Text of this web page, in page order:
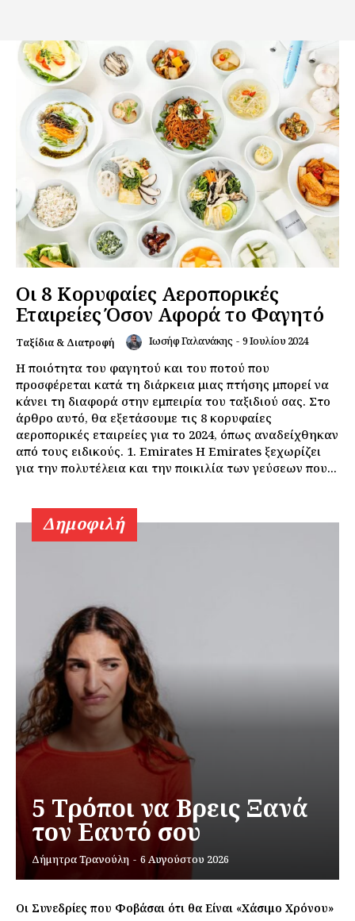
Οι 8 Κορυφαίες Αεροπορικές
Εταιρείες Όσον Αφορά το Φαγητό
Ταξίδια & Διατροφή Ιωσήφ Γαλανάκης - 9 Ιουλίου 2024
Η ποιότητα του φαγητού και του ποτού που
προσφέρεται κατά τη διάρκεια μιας πτήσης μπορεί να
κάνει τη διαφορά στην εμπειρία του ταξιδιού σας. Στο
άρθρο αυτό, θα εξετάσουμε τις 8 κορυφαίες
αεροπορικές εταιρείες για το 2024, όπως αναδείχθηκαν
από τους ειδικούς. 1. Emirates Η Emirates ξεχωρίζει
για την πολυτέλεια και την ποικιλία των γεύσεων που...
Δημοφιλή
5 Τρόποι να Βρεις Ξανά
τον Εαυτό σου
Δήμητρα Τρανούλη - 6 Αυγούστου 2026
Οι Συνεδρίες που Φοβάσαι ότι θα Είναι «Χάσιμο Χρόνου»